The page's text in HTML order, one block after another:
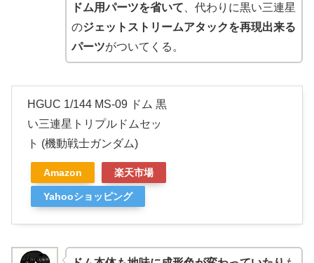
ドム用パーツを省いて 、代わりに黒い三連星
のジェットストリームアタックを再現出来る
パーツがついてくる。
HGUC 1/144 MS-09 ドム 黒
い三連星トリプルドムセッ
ト (機動戦士ガンダム)
Amazon 楽天市場
Yahooショッピング